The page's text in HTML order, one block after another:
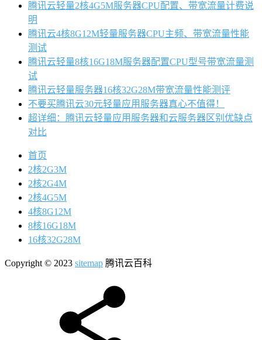
腾讯云轻量2核4G5M服务器CPU配置、带宽流量计费说
明
腾讯云4核8G12M轻量服务器CPU主频、带宽流量性能
测试
腾讯云轻量8核16G18M服务器配置CPU型号带宽流量测
试
腾讯云轻量服务器16核32G28M带宽流量性能测评
不要买腾讯云30元轻量应用服务器真心不值得！
超详细：腾讯云轻量应用服务器和云服务器区别优缺点
对比
首页
2核2G3M
2核2G4M
2核4G5M
4核8G12M
8核16G18M
16核32G28M
Copyright © 2023 sitemap 腾讯云百科